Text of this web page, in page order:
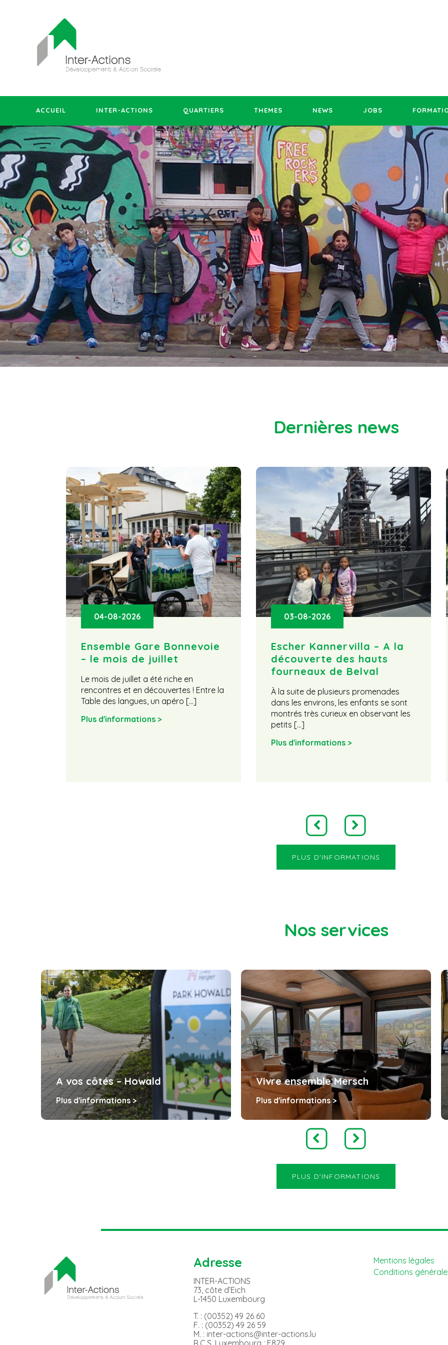
ACCUEIL INTER-ACTIONS QUARTIERS THEMES NEWS JOBS
Dernières news
04-08-2026
Ensemble Gare Bonnevoie
– le mois de juillet
Le mois de juillet a été riche en
rencontres et en découvertes ! Entre la
Table des langues, un apéro […]
Plus d'informations >
03-08-2026
Escher Kannervilla – A la
découverte des hauts
fourneaux de Belval
À la suite de plusieurs promenades
dans les environs, les enfants se sont
montrés très curieux en observant les
petits […]
Plus d'informations >
PLUS D'INFORMATIONS
Nos services
côtés – Howald
>
Vivre ensemble Mersch
Plus d'informations >
Who’s Next
Plus d'informations
PLUS D'INFORMATIONS
Adresse
INTER-ACTIONS
73, côte d’Eich
L-1450 Luxembourg
T. : (00352) 49 26 60
F. : (00352) 49 26 59
M. : inter-actions@inter-actions.lu
R.C.S. Luxembourg : F829
Mentions légales
Conditions